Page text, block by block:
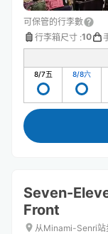
可保管的行李數
行李箱尺寸 :10
8/7五 8/8六
Seven-
Front
从Minami-Senri站